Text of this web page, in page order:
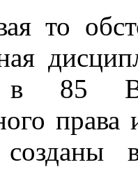
в 85
права